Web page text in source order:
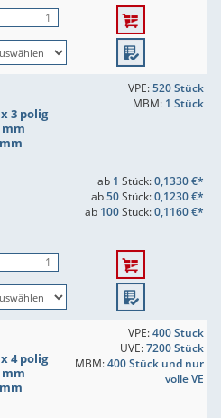
3 polig
mm
VPE:520 Stück
MBM: 1 Stück
ab 1 Stück:0,1330 €*
ab50Stück:0,1230 €*
ab 100Stück:0,1160 €*
4 polig
mm
VPE:400 Stück
UVE:7200 Stück
MBM:400 Stück und nur
volle VE